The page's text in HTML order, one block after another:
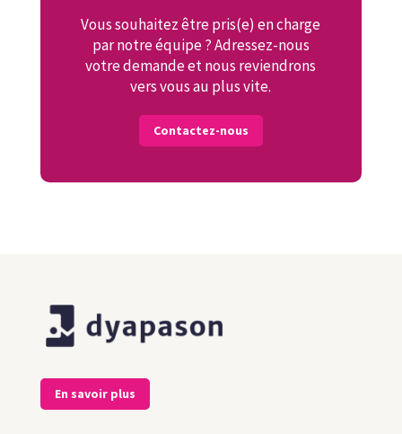
Vous souhaitez être pris(e) en charge
par notre équipe ? Adressez-nous
votre demande et nous reviendrons
vers vous au plus vite.
Contactez-nous
En savoir plus